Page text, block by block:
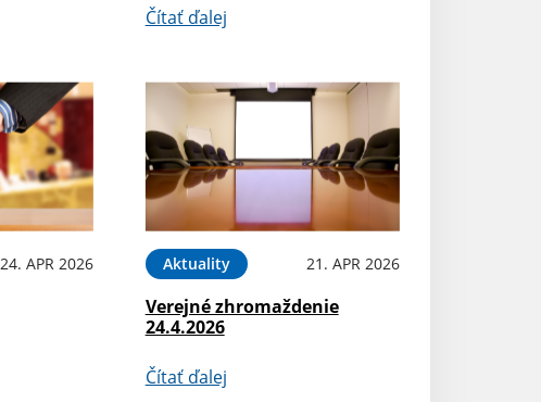
Čítať ďalej
24. APR 2026 Aktuality 21. APR 2026
Verejné zhromaždenie
24.4.2026
Čítať ďalej